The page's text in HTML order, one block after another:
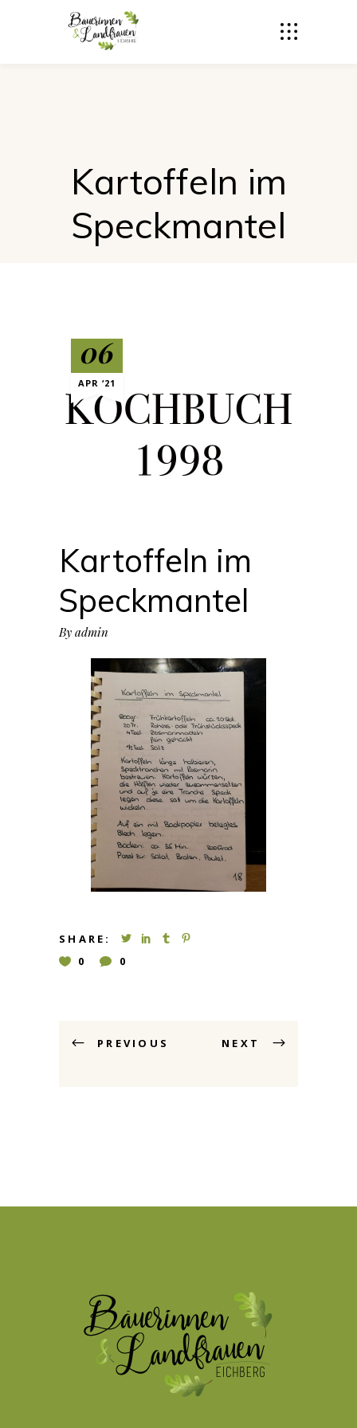
Kartoffeln im
Speckmantel
06
APR ‘21
Kartoffeln im
Speckmantel
By admin
SHARE:
0
0
PREVIOUS NEXT